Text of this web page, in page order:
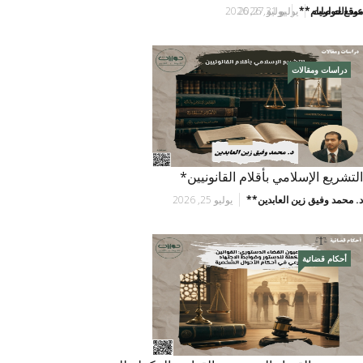
موقع حوارات يوليو 31, 2026عبد الله صيام** يوليو 27, 2026
التشريع الإسلامي بأقلام القانونيين*
د. محمد وفيق زين العابدين** يوليو 25, 2026
دراسات ومقالات
أحكام قضائية